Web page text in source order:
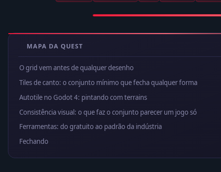
MAPA DA QUEST
O grid vem antes de qualquer desenho
Tiles de canto: o conjunto mínimo que fecha qualquer forma
Autotile no Godot 4: pintando com terrains
Consistência visual: o que faz o conjunto parecer um jogo só
Ferramentas: do gratuito ao padrão da indústria
Fechando